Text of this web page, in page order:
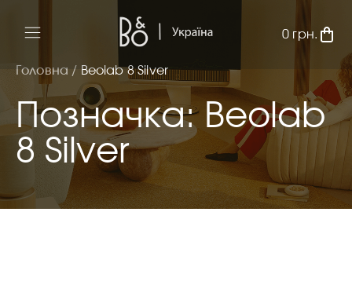
0 грн.
Головна / Beolab 8 Silver
Позначка: Beolab
8 Silver